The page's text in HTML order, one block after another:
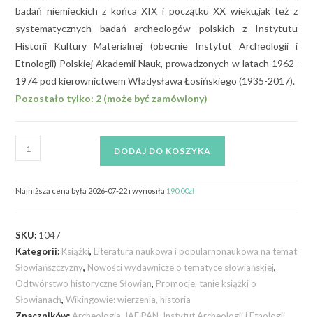
badań niemieckich z końca XIX i początku XX wieku,jak też z
systematycznych badań archeologów polskich z Instytutu
Historii Kultury Materialnej (obecnie Instytut Archeologii i
Etnologii) Polskiej Akademii Nauk, prowadzonych w latach 1962-
1974 pod kierownictwem Władysława Łosińskiego (1935-2017).
Pozostało tylko: 2 (może być zamówiony)
DODAJ DO KOSZYKA
Najniższa cena była 2026-07-22 i wynosiła 190,00zł
SKU: 1047
Kategorii: Książki, Literatura naukowa i popularnonaukowa na temat
Słowiańszczyzny, Nowości wydawnicze o tematyce słowiańskiej,
Odtwórstwo historyczne Słowian, Promocje, tanie książki o
Słowianach,Wikingowie: wierzenia, historia